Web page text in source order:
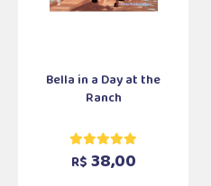
Bella in a Day at the
Ranch
R$ 38,00